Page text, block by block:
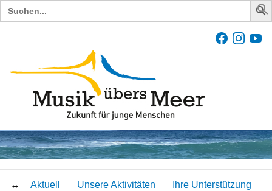
Search
for:
Aktuell Unsere Aktivitäten Ihre Unterstützung